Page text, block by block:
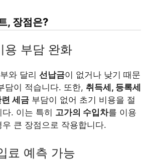
, 장점은?
용 부담 완화
와 달리 선납금이 없거나 낮기 때문
담이 적습니다. 또한, 취득세, 등록세
세금 부담이 없어 초기 비용을 절
. 이는 특히 고가의 수입차를 이용
큰 장점으로 작용합니다.
료 예측 가능